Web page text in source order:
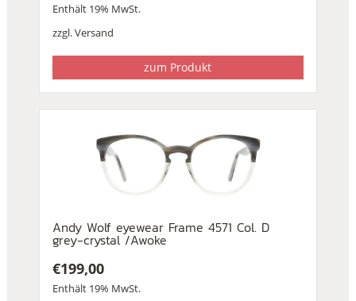
Enthält 19% MwSt.
zzgl.Versand
zum Produkt
Andy Wolf eyewear Frame 4571 Col. D
grey-crystal /Awoke
€199,00
Enthält 19% MwSt.